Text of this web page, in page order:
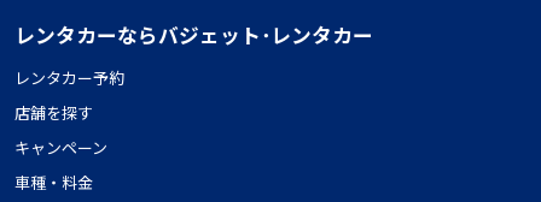
レンタカーならバジェット･レンタカー
レンタカー予約
店舗を探す
キャンペーン
車種・料金